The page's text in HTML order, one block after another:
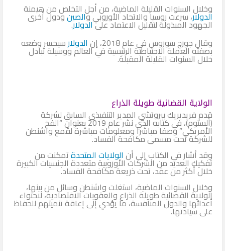
وخلال السنوات القليلة الماضية، من أجل التخلص من هيمنة
الدولار، سرعت روسيا والاتحاد الأوروبي والصينودول أخرى
الجهود المبذولة لتقليل الاعتماد علىالدولار.
وقال جورج سوروس في عام 2018، إن
الدولار سيخسر وضعه
بصفته العملة الاحتياطية الرئيسية في العالم ووسيلة تبادل
خلال السنوات القليلة المقبلة.
الولاية القضائية طويلة الذراع
قدم فريديريك بيروتشي المدير التنفيذي السابق لشركة
(ألستوم)، في كتابه الذي نشر عام 2019 بعنوان “الفخ
الأمريكي” وصفا مباشرا ومعلومات مباشرة لقمع واشنطن
للشركة تحت مسمى مكافحة الفساد.
وقد أشار في الكتاب إلى أن الولايات المتحدةتمكنت من
تفكيك العديد من الشركات الأوروبية متعددة الجنسيات الكبيرة
خلال أكثر من عقد، تحت ذريعة مكافحة الفساد.
وخلال السنوات الماضية، استغلت واشنطن وسائل من بينها،
الولاية القضائية طويلة الذراع والعقوبات الاقتصادية، لاحتواء
أعدائها والدول المنافسة، ما يؤدي إلى إعاقة تنميتهم للحفاظ
على سيادتها.